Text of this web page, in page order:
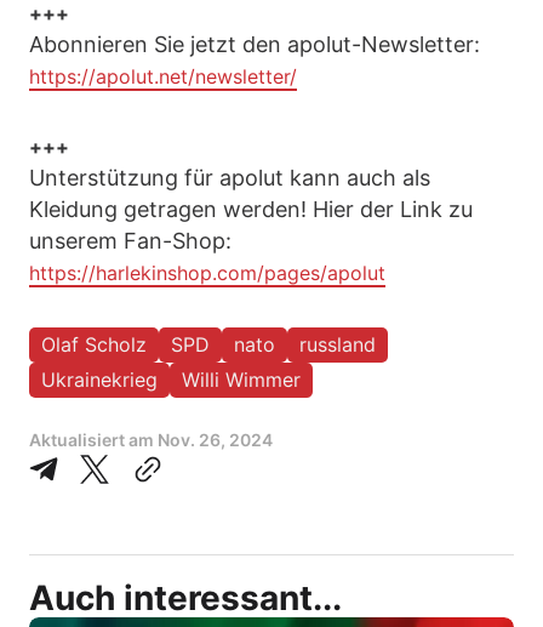
+++
Abonnieren Sie jetzt den apolut-Newsletter:
https://apolut.net/newsletter/
+++
Unterstützung für apolut kann auch als
Kleidung getragen werden! Hier der Link zu
unserem Fan-Shop:
https://harlekinshop.com/pages/apolut
Olaf Scholz SPD nato
russland
Ukrainekrieg
Willi Wimmer
Aktualisiert am Nov. 26, 2024
Auch interessant...